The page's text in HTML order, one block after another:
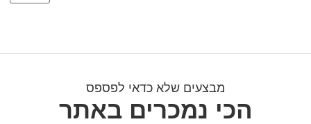
מבצעים שלא כדאי לפספס
הכי נמכרים באתר